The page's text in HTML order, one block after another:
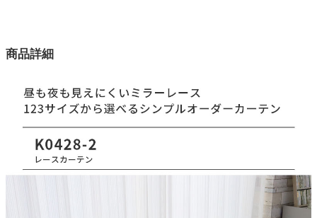
ガーデン
タワー
1色
生地巾
150(cm)
タテ糸組成
ポリエステル100％
商品詳細